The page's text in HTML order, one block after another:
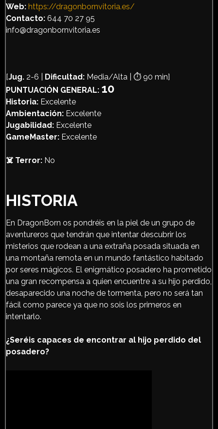
Web: https://dragonbornvitoria.es/
Contacto: 644 70 27 95
info@dragonbornvitoria.es
[Jug. 2-6 | Dificultad: Media/Alta | ⏱️ 90 min]
PUNTUACIÓN GENERAL: 10
Historia: Excelente
Ambientación: Excelente
Jugabilidad: Excelente
GameMaster: Excelente
☠️ Terror: No
HISTORIA
En DragonBorn os pondréis en la piel de un grupo de
aventureros que tendrán que intentar descubrir los
misterios que rodean a una extraña posada situada en
una montaña remota en un mundo fantástico habitado
por seres mágicos. El enigmático posadero ha prometido
una gran recompensa a quien encuentre a su hijo perdido,
desaparecido una noche de tormenta, pero no será tan
fácil como parece ya que no sois los primeros en
intentarlo.
¿Seréis capaces de encontrar al hijo perdido del
posadero?